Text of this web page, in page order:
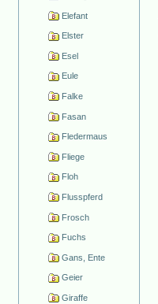
Elefant
Elster
Esel
Eule
Falke
Fasan
Fledermaus
Fliege
Floh
Flusspferd
Frosch
Fuchs
Gans, Ente
Geier
Giraffe